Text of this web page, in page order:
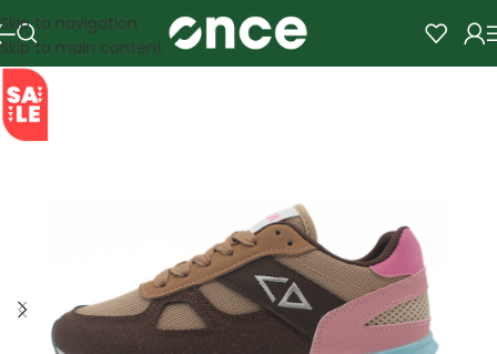
Skip to navigation
Skip to main content
SALE